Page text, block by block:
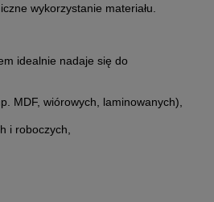
wykorzystanie materiału.
idealnie nadaje się do
MDF, wiórowych, laminowanych),
i roboczych,